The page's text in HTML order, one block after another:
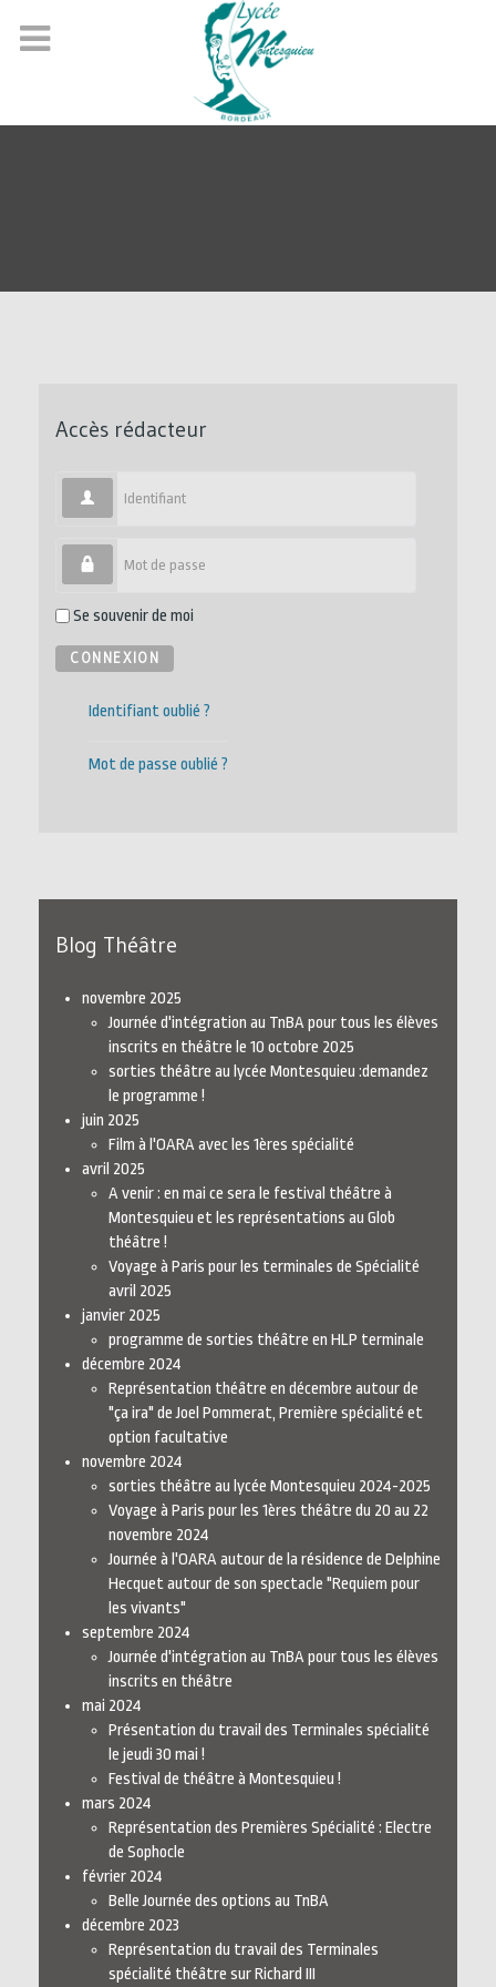
Accès rédacteur
Identifiant
Mot de passe
Se souvenir de moi
CONNEXION
Identifiant oublié ?
Mot de passe oublié ?
Blog Théâtre
novembre 2025
Journée d'intégration au TnBA pour tous les élèves
inscrits en théâtre le 10 octobre 2025
sorties théâtre au lycée Montesquieu :demandez
le programme !
juin 2025
Film à l'OARA avec les 1ères spécialité
avril 2025
A venir : en mai ce sera le festival théâtre à
Montesquieu et les représentations au Glob
théâtre !
Voyage à Paris pour les terminales de Spécialité
avril 2025
janvier 2025
programme de sorties théâtre en HLP terminale
décembre 2024
Représentation théâtre en décembre autour de
"ça ira" de Joel Pommerat, Première spécialité et
option facultative
novembre 2024
sorties théâtre au lycée Montesquieu 2024-2025
Voyage à Paris pour les 1ères théâtre du 20 au 22
novembre 2024
Journée à l'OARA autour de la résidence de Delphine
Hecquet autour de son spectacle "Requiem pour
les vivants"
septembre 2024
Journée d'intégration au TnBA pour tous les élèves
inscrits en théâtre
mai 2024
Présentation du travail des Terminales spécialité
le jeudi 30 mai !
Festival de théâtre à Montesquieu !
mars 2024
Représentation des Premières Spécialité : Electre
de Sophocle
février 2024
Belle Journée des options au TnBA
décembre 2023
Représentation du travail des Terminales
spécialité théâtre sur Richard III